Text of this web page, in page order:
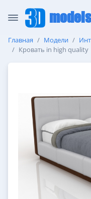
Главная Модели
Кровать in high quality